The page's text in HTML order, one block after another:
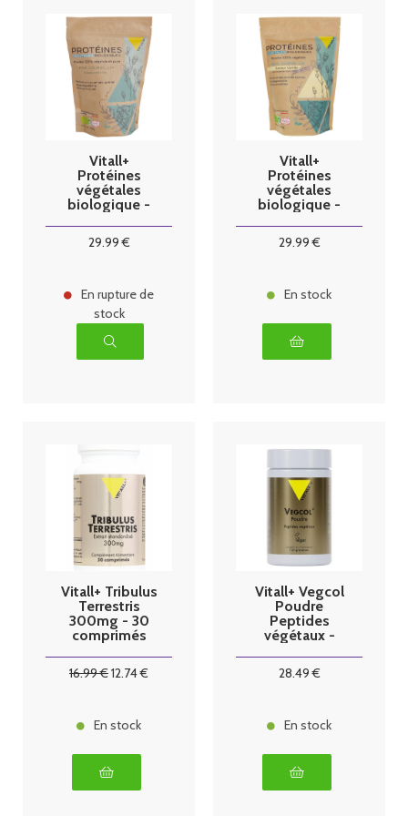
Vitall+
Protéines
végétales
biologique -
29.99€
En rupture de
stock
Vitall+
Protéines
végétales
biologique -
29.99€
En stock
Vitall+ Tribulus
Terrestris
300mg - 30
comprimés
16.99€12.74€
En stock
Vitall+ Vegcol
Poudre
Peptides
végétaux -
28.49€
En stock